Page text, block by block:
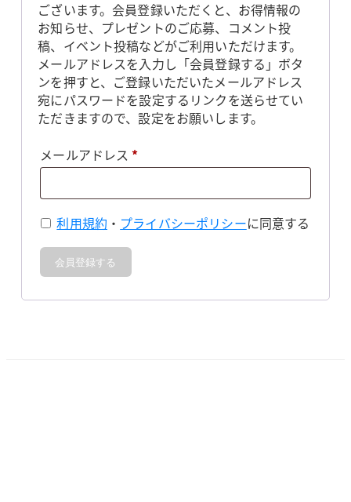
ございます。会員登録いただくと、お得情報の
お知らせ、プレゼントのご応募、コメント投
稿、イベント投稿などがご利用いただけます。
メールアドレスを入力し「会員登録する」ボタ
ンを押すと、ご登録いただいたメールアドレス
宛にパスワードを設定するリンクを送らせてい
ただきますので、設定をお願いします。
メールアドレス *必
利用規約 ・ プライバシーポリシーに同意する
会員登録する